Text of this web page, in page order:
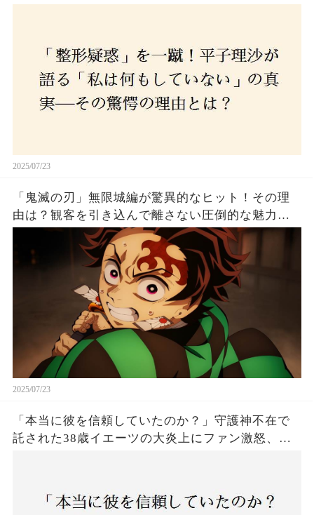
2025/07/23
「鬼滅の刃」無限城編が驚異的なヒット！その理
由は？観客を引き込んで離さない圧倒的な魅力と
2025/07/23
「本当に彼を信頼していたのか？」守護神不在で
託された38歳イエーツの大炎上にファン激怒、ド